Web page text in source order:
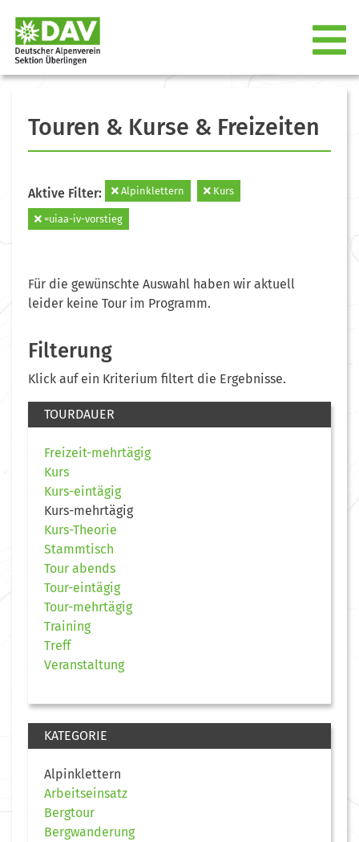
Touren & Kurse & Freizeiten
Aktive Filter: Alpinklettern Kurs
=uiaa-iv-vorstieg
Für die gewünschte Auswahl haben wir aktuell
leider keine Tour im Programm.
Filterung
Klick auf ein Kriterium filtert die Ergebnisse.
TOURDAUER
Freizeit-mehrtägig
Kurs
Kurs-eintägig
Kurs-mehrtägig
Kurs-Theorie
Stammtisch
Tour abends
Tour-eintägig
Tour-mehrtägig
Training
Treff
Veranstaltung
KATEGORIE
Alpinklettern
Arbeitseinsatz
Bergtour
Bergwanderung